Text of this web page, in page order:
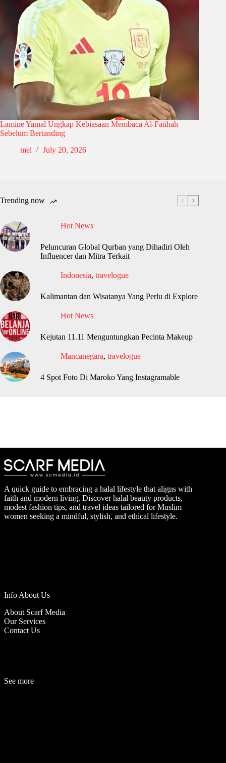
Lamine Yamal Ungkap Kebiasaan Membaca Al-Fatihah
Sebelum Bertanding
mel
July 20, 2026
Trending now
Hot News
Peluncuran Global Qurban yang Dihadiri Oleh
Influencer dan Mitra Terkait
Indonesia, travelogue
Kalimantan dan Wisatanya Yang Perlu di Explore
Hot News
Kejutan 11.11 Menguntungkan Pecinta Makeup
Mancanegara, travelogue
4 Spot Foto Di Maroko Yang Instagramable
A quick guide to embracing a halal lifestyle that aligns with
faith and modern living. Discover halal beauty products,
modest fashion tips, and travel ideas tailored for Muslim
women seeking a mindful, stylish, and ethical lifestyle.
Info About Us
About Scarf Media
Our Services
Contact Us
See more